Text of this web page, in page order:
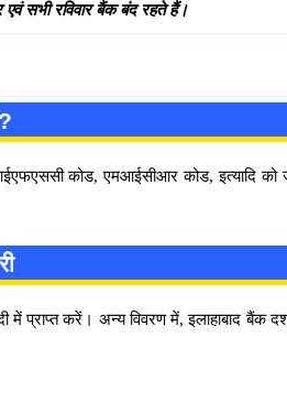
सभी रविवार बैंक बंद रहते हैं।
कोड, एमआईसीआर कोड, इत्यादि
प्राप्त करें। अन्य विवरण में, इलाहाबाद बैंक